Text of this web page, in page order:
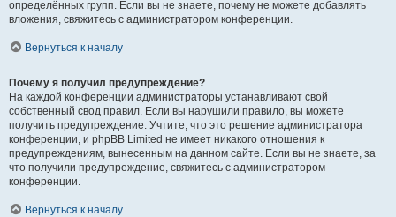
определённых групп. Если вы не знаете, почему не можете добавлять
вложения, свяжитесь с администратором конференции.
Вернуться к началу
Почему я получил предупреждение?
На каждой конференции администраторы устанавливают свой
собственный свод правил. Если вы нарушили правило, вы можете
получить предупреждение. Учтите, что это решение администратора
конференции, и phpBB Limited не имеет никакого отношения к
предупреждениям, вынесенным на данном сайте. Если вы не знаете, за
что получили предупреждение, свяжитесь с администратором
конференции.
Вернуться к началу